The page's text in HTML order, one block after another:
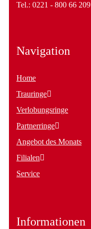
Tel.: 0221 - 800 66 209
Navigation
Home
Trauringe
Verlobungsringe
Partnerringe
Angebot des Monats
Filialen
Service
Informationen